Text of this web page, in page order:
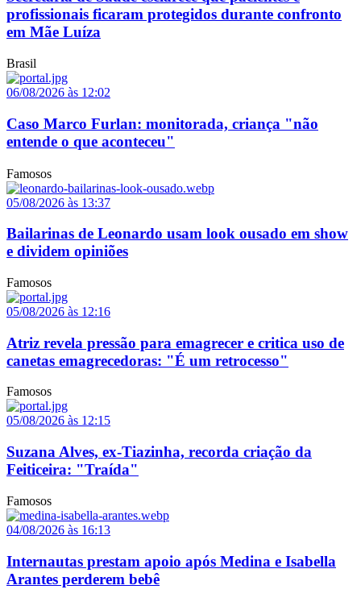
profissionais ficaram protegidos durante confronto
em Mãe Luíza
Brasil
06/08/2026 às 12:02
Caso Marco Furlan: monitorada, criança "não
entende o que aconteceu"
Famosos
05/08/2026 às 13:37
Bailarinas de Leonardo usam look ousado em show
e dividem opiniões
Famosos
05/08/2026 às 12:16
Atriz revela pressão para emagrecer e critica uso de
canetas emagrecedoras: "É um retrocesso"
Famosos
05/08/2026 às 12:15
Suzana Alves, ex-Tiazinha, recorda criação da
Feiticeira: "Traída"
Famosos
04/08/2026 às 16:13
Internautas prestam apoio após Medina e Isabella
Arantes perderem bebê